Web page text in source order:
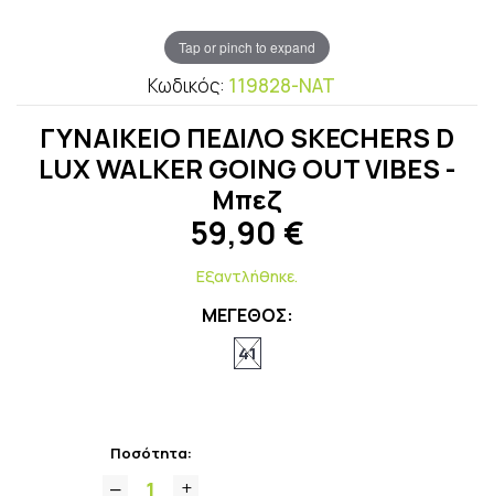
Tap or pinch to expand
Κωδικός: 119828-NAT
ΓΥΝΑΙΚΕΙΟ ΠΕΔΙΛΟ SKECHERS D
LUX WALKER GOING OUT VIBES -
Μπεζ
59,90 €
Εξαντλήθηκε.
ΜΕΓΕΘΟΣ:
41
Ποσότητα: